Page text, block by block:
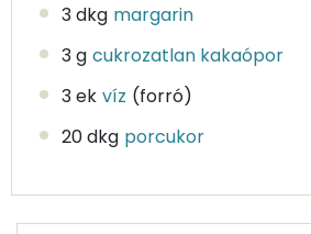
3 dkg margarin
3 g cukrozatlan kakaópor
3 ek víz (forró)
20 dkg porcukor